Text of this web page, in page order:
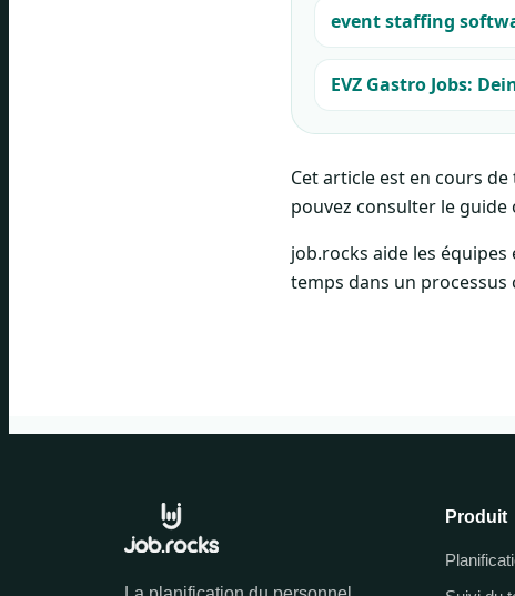
event staffing
EVZ Gastro Jobs:
Cet article est en cours
pouvez consulter le guide
job.rocks aide les
temps dans un processus
Produit